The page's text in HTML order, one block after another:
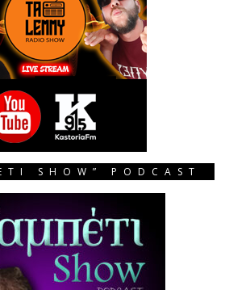
SHOW” PODCAST